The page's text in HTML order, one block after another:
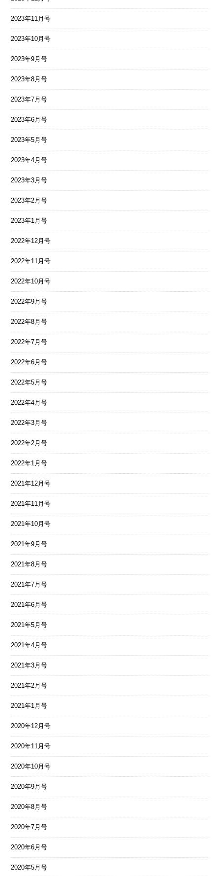
2023年11月号
2023年10月号
2023年9月号
2023年8月号
2023年7月号
2023年6月号
2023年5月号
2023年4月号
2023年3月号
2023年2月号
2023年1月号
2022年12月号
2022年11月号
2022年10月号
2022年9月号
2022年8月号
2022年7月号
2022年6月号
2022年5月号
2022年4月号
2022年3月号
2022年2月号
2022年1月号
2021年12月号
2021年11月号
2021年10月号
2021年9月号
2021年8月号
2021年7月号
2021年6月号
2021年5月号
2021年4月号
2021年3月号
2021年2月号
2021年1月号
2020年12月号
2020年11月号
2020年10月号
2020年9月号
2020年8月号
2020年7月号
2020年6月号
2020年5月号